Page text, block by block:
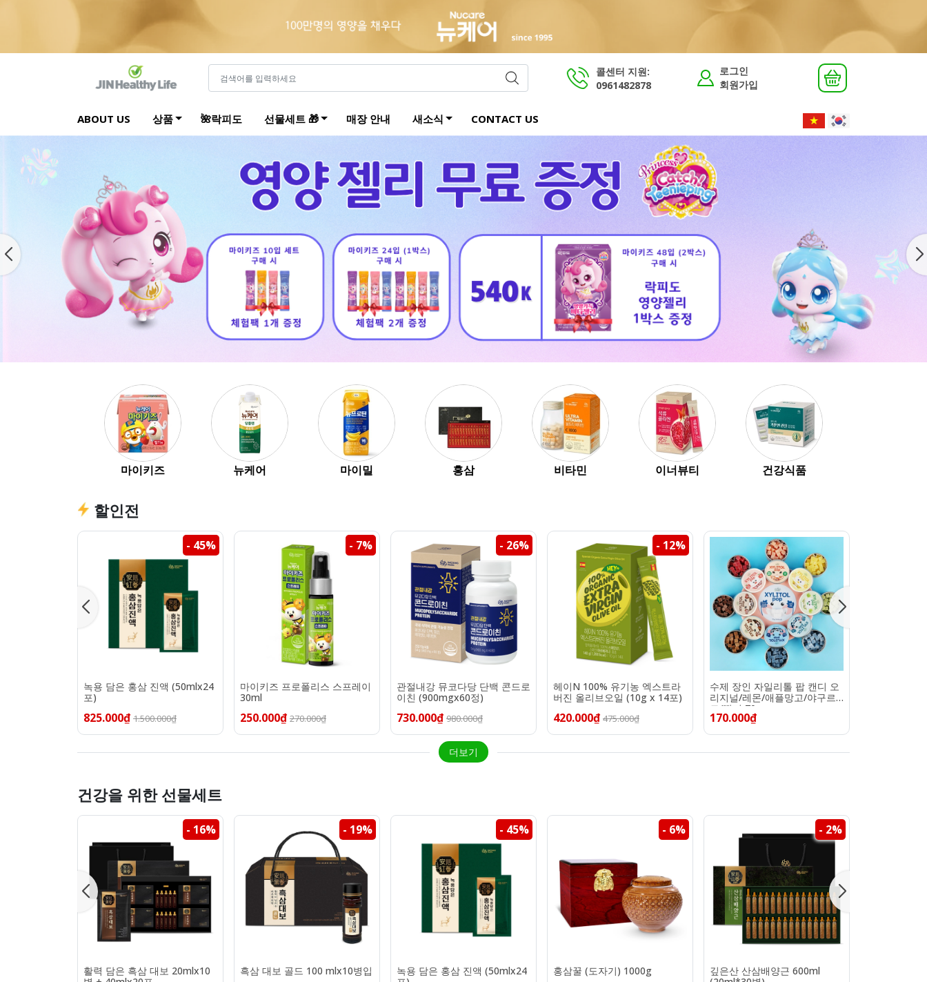
콜센터 지원:
0961482878
로그인
회원가입
ABOUT US 상품 🌺락피도 선물세트 🎁 매장 안내 새소식 CONTACT US
마이키즈 뉴케어 마이밀 홍삼 비타민 이너뷰티 건강식품
할인전
- 45%
녹용 담은 홍삼 진액 (50mlx24
포)
825.000₫ 1.500.000₫
- 7%
마이키즈 프로폴리스 스프레이
30ml
250.000₫ 270.000₫
- 26%
관절내강 뮤코다당 단백 콘드로
이친 (900mgx60정)
730.000₫ 980.000₫
- 12%
헤이N 100% 유기농 엑스트라
버진 올리브오일 (10g x 14포)
420.000₫ 475.000₫
수제 장인 자일리톨 팝 캔디 오
리지널/레몬/애플망고/야구르
트/딸기 70g
170.000₫
더보기
건강을 위한 선물세트
- 16%
활력 담은 흑삼 대보 20mlx10
- 19%
흑삼 대보 골드 100 mlx10병입
- 45%
녹용 담은 홍삼 진액 (50mlx24
- 6%
홍삼꿀 (도자기) 1000g
- 2%
깊은산 산삼배양근 600ml